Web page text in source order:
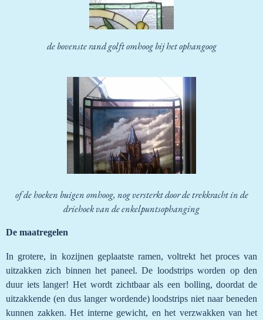
de bovenste rand golft omhoog bij het ophangoog
of de hoeken buigen omhoog, nog versterkt door de trekkracht in de
driehoek van de enkelpuntsophanging
De maatregelen
In grotere, in kozijnen geplaatste ramen, voltrekt het proces van
uitzakken zich binnen het paneel. De loodstrips worden op den
duur iets langer! Het wordt zichtbaar als een bolling, doordat de
uitzakkende (en dus langer wordende) loodstrips niet naar beneden
kunnen zakken. Het interne gewicht, en het verzwakken van het